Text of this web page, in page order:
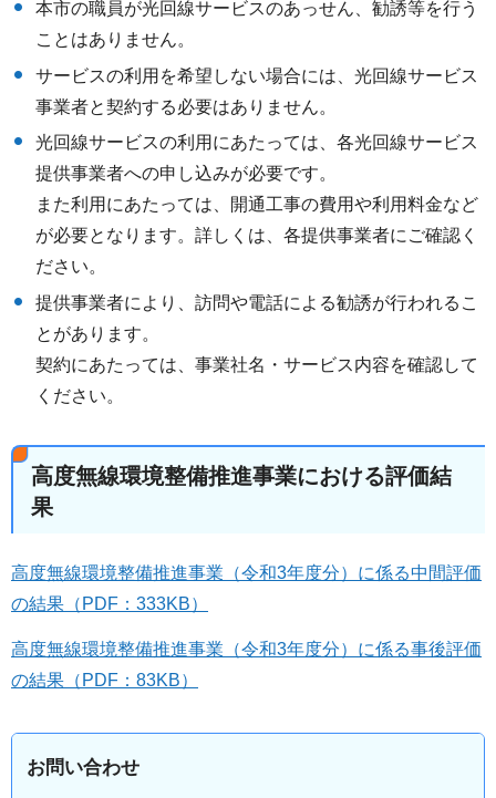
本市の職員が光回線サービスのあっせん、勧誘等を行う
ことはありません。
サービスの利用を希望しない場合には、光回線サービス
事業者と契約する必要はありません。
光回線サービスの利用にあたっては、各光回線サービス
提供事業者への申し込みが必要です。
また利用にあたっては、開通工事の費用や利用料金など
が必要となります。詳しくは、各提供事業者にご確認く
ださい。
提供事業者により、訪問や電話による勧誘が行われるこ
とがあります。
契約にあたっては、事業社名・サービス内容を確認して
ください。
高度無線環境整備推進事業における評価結
果
高度無線環境整備推進事業（令和3年度分）に係る中間評価
の結果（PDF：333KB）
高度無線環境整備推進事業（令和3年度分）に係る事後評価
の結果（PDF：83KB）
お問い合わせ